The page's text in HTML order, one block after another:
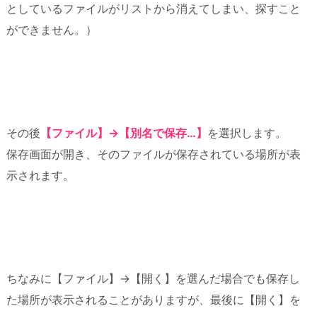
としているファイルがリストから消えてしまい、探すこと
ができません。）
その後 【ファイル】→【別名で保存…】 を選択します。
保存画面が開き、そのファイルが保存されている場所が表
示されます。
ちなみに【ファイル】→【開く】を選んだ場合でも保存し
た場所が表示されることがありますが、最後に【開く】を